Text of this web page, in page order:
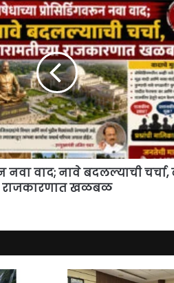
नवा वाद; नावे बदलल्याची चर्चा,
राजकारणात खळबळ